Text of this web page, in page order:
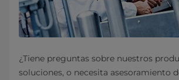
¿Tiene preguntas sobre nuestros
soluciones, o necesita asesoramiento